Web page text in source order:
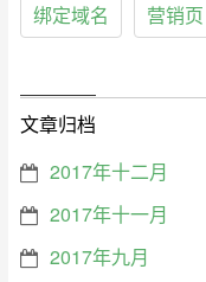
绑定域名 营销页
文章归档
2017年十二月
2017年十一月
2017年九月